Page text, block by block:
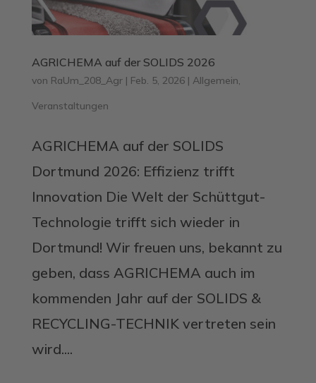
AGRICHEMA auf der SOLIDS 2026
von RaUm_208_Agr| Feb. 5, 2026| Allgemein,
Veranstaltungen
AGRICHEMA auf der SOLIDS
Dortmund 2026: Effizienz trifft
Innovation Die Welt der Schüttgut-
Technologie trifft sich wieder in
Dortmund! Wir freuen uns, bekannt zu
geben, dass AGRICHEMA auch im
kommenden Jahr auf der SOLIDS &
RECYCLING-TECHNIK vertreten sein
wird....